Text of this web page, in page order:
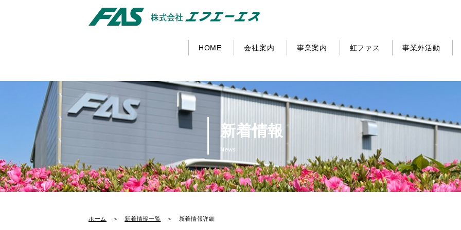
HOME 会社案内 事業案内 虹ファス 事業外活動
新着情報
News
ホーム ＞ 新着情報一覧 ＞ 新着情報詳細